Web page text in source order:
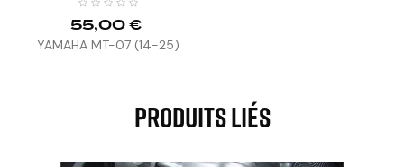
55,00 €
YAMAHA MT-07 (14-25)
Produits Liés